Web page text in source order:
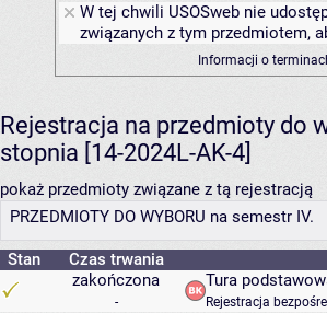
W tej chwili USOSweb nie
związanych z tym przedmiotem,
Informacji o
Rejestracja na przedmioty do
stopnia [14-2024L-AK-4]
pokaż przedmioty związane z tą rejestracją
PRZEDMIOTY DO WYBORU na semestr IV.
Stan Czas trwania
zakończona
-
Tura
Rejestracja